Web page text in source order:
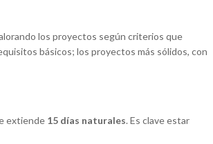
los proyectos según criterios que
básicos; los proyectos más sólidos, con
extiende 15 días naturales. Es clave estar